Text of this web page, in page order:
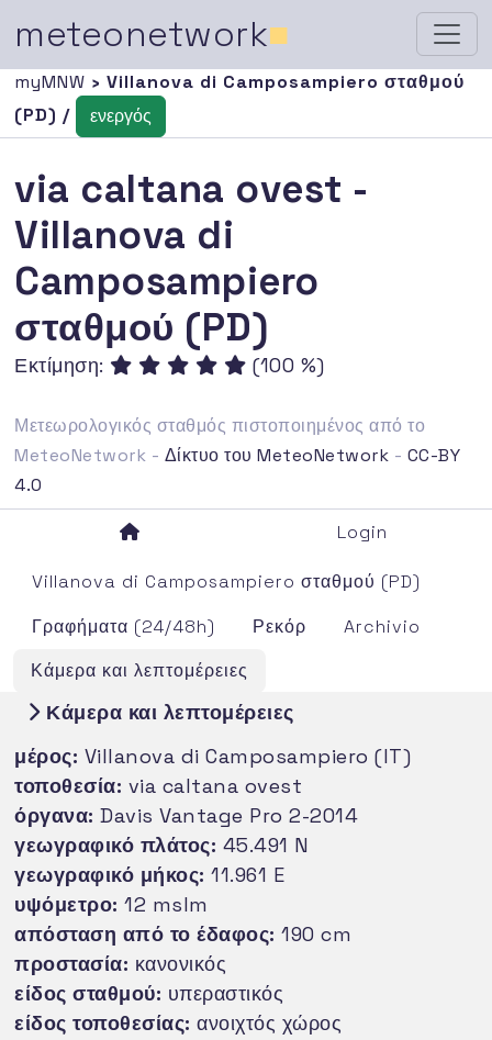
meteonetwork■
myMNW › Villanova di Camposampiero σταθμού
(PD) /
ενεργός
via caltana ovest -
Villanova di
Camposampiero
σταθμού (PD)
Εκτίμηση: (100 %)
Μετεωρολογικός σταθμός πιστοποιημένος από το
MeteoNetwork - Δίκτυο του MeteoNetwork - CC-BY
4.0
Login
Villanova di Camposampiero σταθμού (PD)
Γραφήματα (24/48h)
Ρεκόρ
Archivio
Κάμερα και λεπτομέρειες
Κάμερα και λεπτομέρειες
μέρος: Villanova di Camposampiero (IT)
τοποθεσία: via caltana ovest
όργανα: Davis Vantage Pro 2-2014
γεωγραφικό πλάτος: 45.491 N
γεωγραφικό μήκος: 11.961 E
υψόμετρο: 12 mslm
απόσταση από το έδαφος: 190 cm
προστασία: κανονικός
είδος σταθμού: υπεραστικός
είδος τοποθεσίας: ανοιχτός χώρος